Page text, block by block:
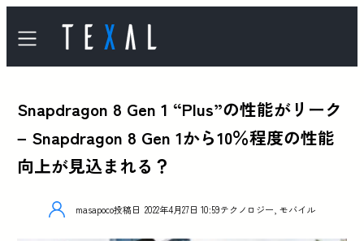
Snapdragon 8 Gen 1 “Plus”の性能がリーク
– Snapdragon 8 Gen 1から10％程度の性能
向上が見込まれる？
masapoco投稿日 2022年4月27日 10:59テクノロジー モバイル